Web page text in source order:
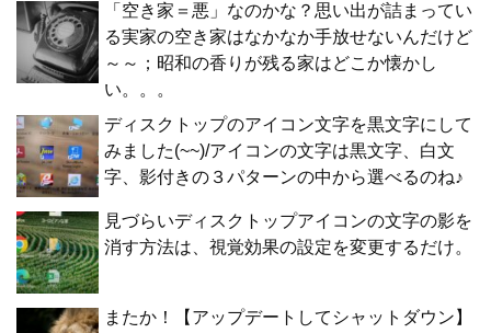
「空き家＝悪」なのかな？思い出が詰まってい
る実家の空き家はなかなか手放せないんだけど
～～；昭和の香りが残る家はどこか懐かし
い。。。
ディスクトップのアイコン文字を黒文字にして
みました(~~)/アイコンの文字は黒文字、白文
字、影付きの３パターンの中から選べるのね♪
見づらいディスクトップアイコンの文字の影を
消す方法は、視覚効果の設定を変更するだけ。
またか！【アップデートしてシャットダウン】